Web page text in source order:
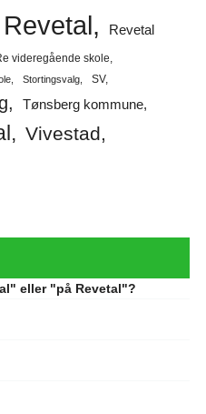
Revetal
Revetal
videregående skole
Stortingsvalg SV
Tønsberg kommune
Vivestad
eller "på Revetal"?